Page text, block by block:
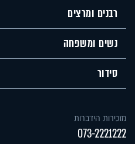
רבנים ומרצים
נשים ומשפחה
סידור
מזכירות הידברות
073-2221222